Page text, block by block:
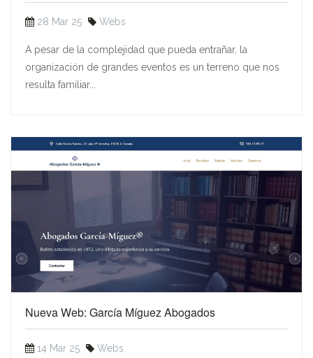
28 Mar 25 Webs
A pesar de la complejidad que pueda entrañar, la
organización de grandes eventos es un terreno que nos
resulta familiar...
Nueva Web: García Míguez Abogados
14 Mar 25 Webs